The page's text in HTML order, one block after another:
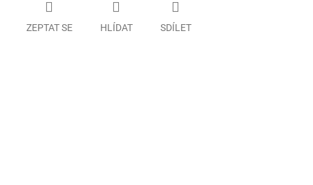
ZEPTAT SE HLÍDAT SDÍLET